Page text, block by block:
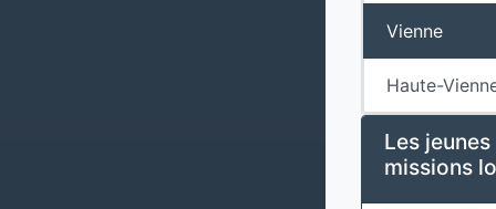
Vienne
Haute-
Les
missions